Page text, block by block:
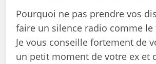
Pourquoi ne pas prendre vos
faire un silence radio comme le
Je vous conseille fortement de
un petit moment de votre ex et